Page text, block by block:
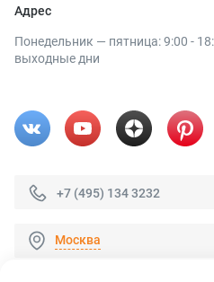
Адрес
Понедельник — пятница: 9:00 -
выходные дни
+7 (495) 134 3232
Москва